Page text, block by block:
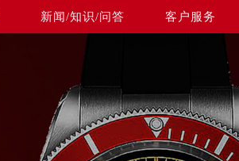
新闻/知识/问答 客户服务